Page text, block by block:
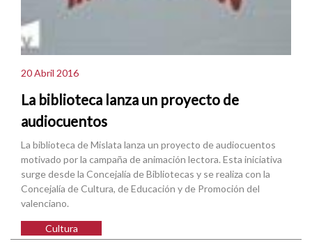
20 Abril 2016
La biblioteca lanza un proyecto de
audiocuentos
La biblioteca de Mislata lanza un proyecto de audiocuentos
motivado por la campaña de animación lectora. Esta iniciativa
surge desde la Concejalía de Bibliotecas y se realiza con la
Concejalía de Cultura, de Educación y de Promoción del
valenciano.
Cultura